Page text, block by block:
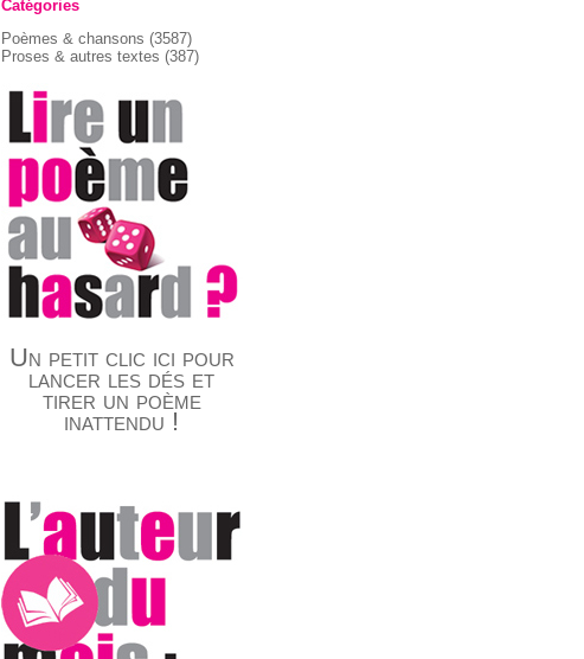
Catégories
Poèmes & chansons (3587)
Proses & autres textes (387)
Un petit clic ici pour
lancer les dés et
tirer un poème
inattendu !